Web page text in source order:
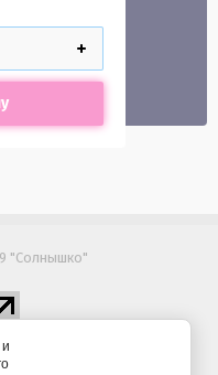
"Солнышко"